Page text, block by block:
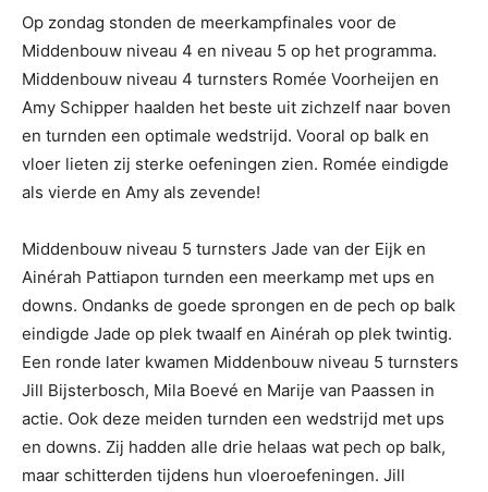
Op zondag stonden de meerkampfinales voor de
Middenbouw niveau 4 en niveau 5 op het programma.
Middenbouw niveau 4 turnsters Romée Voorheijen en
Amy Schipper haalden het beste uit zichzelf naar boven
en turnden een optimale wedstrijd. Vooral op balk en
vloer lieten zij sterke oefeningen zien. Romée eindigde
als vierde en Amy als zevende!
Middenbouw niveau 5 turnsters Jade van der Eijk en
Ainérah Pattiapon turnden een meerkamp met ups en
downs. Ondanks de goede sprongen en de pech op balk
eindigde Jade op plek twaalf en Ainérah op plek twintig.
Een ronde later kwamen Middenbouw niveau 5 turnsters
Jill Bijsterbosch, Mila Boevé en Marije van Paassen in
actie. Ook deze meiden turnden een wedstrijd met ups
en downs. Zij hadden alle drie helaas wat pech op balk,
maar schitterden tijdens hun vloeroefeningen. Jill